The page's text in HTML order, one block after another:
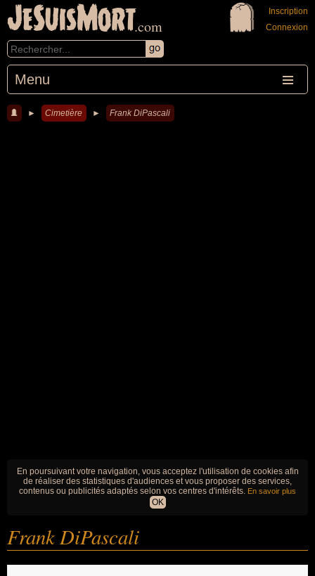
JeSuisMort.com
Menu
Inscription
Connexion
► Cimetière ► Frank DiPascali
En poursuivant votre navigation, vous acceptez l'utilisation de cookies afin
de réaliser des statistiques d'audiences et vous proposer des services,
contenus ou publicités adaptés selon vos centres d'intérêts. En savoir plus
OK
Frank DiPascali